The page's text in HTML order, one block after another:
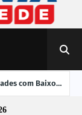
com Baixo